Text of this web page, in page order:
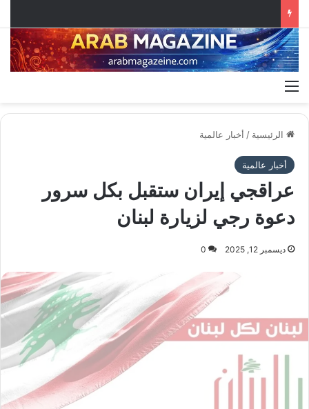
الرئيسية / أخبار عالمية
أخبار عالمية
عراقجي إيران ستقبل بكل سرور
دعوة رجي لزيارة لبنان
ديسمبر 12, 2025 0